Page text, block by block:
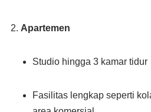
Apartemen
Studio hingga 3 kamar tidur
Fasilitas lengkap seperti